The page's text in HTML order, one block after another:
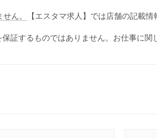
ん。
【エスタマ求人】では店舗の記載
証するものではありません。お仕事に